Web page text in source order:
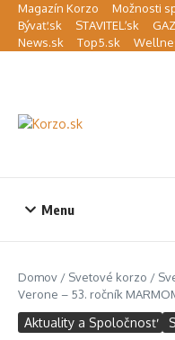
Preskočiť na obsah
Magazín Korzo Možnosti
Bývať.sk
STAVITEĽ.sk
News.sk
Top5.sk
Menu
Domov / Svetové korzo /
Verone – 53. ročník
Aktuality a Spoločnosť